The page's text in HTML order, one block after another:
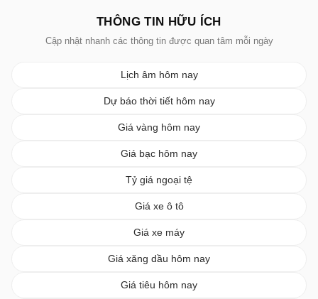
THÔNG TIN HỮU ÍCH
Cập nhật nhanh các thông tin được quan tâm mỗi ngày
Lịch âm hôm nay
Dự báo thời tiết hôm nay
Giá vàng hôm nay
Giá bạc hôm nay
Tỷ giá ngoại tệ
Giá xe ô tô
Giá xe máy
Giá xăng dầu hôm nay
Giá tiêu hôm nay